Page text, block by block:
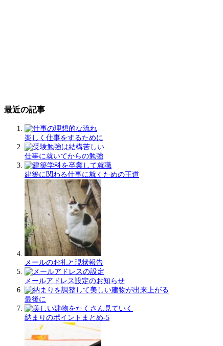
最近の記事
楽しく仕事をするために
仕事に就いてからの勉強
建築に関わる仕事に就くための王道
メールのお礼と現状報告
メールアドレス設定のお知らせ
最後に
納まりのポイントまとめ-5